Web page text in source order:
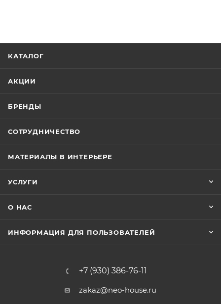
КАТАЛОГ
АКЦИИ
БРЕНДЫ
СОТРУДНИЧЕСТВО
МАТЕРИАЛЫ В ИНТЕРЬЕРЕ
УСЛУГИ
О НАС
ИНФОРМАЦИЯ ДЛЯ ПОЛЬЗОВАТЕЛЕЙ
+7 (930) 386-76-11
zakaz@neo-house.ru